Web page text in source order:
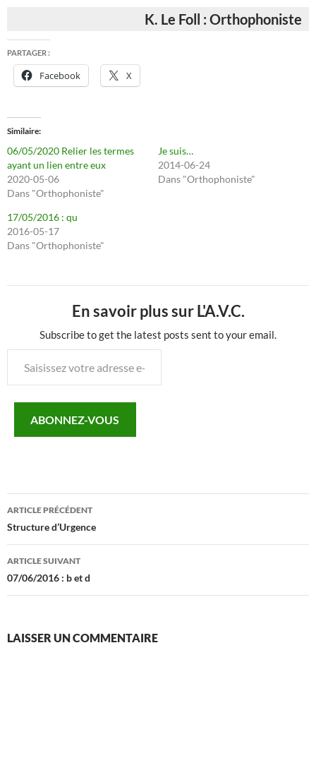
K. Le Foll : Orthophoniste
PARTAGER :
Facebook X
Similaire
06/05/2020 Relier les termes
ayant un lien entre eux
2020-05-06
Dans "Orthophoniste"
Je suis…
2014-06-24
Dans "Orthophoniste"
17/05/2016 : qu
2016-05-17
Dans "Orthophoniste"
En savoir plus sur L'A.V.C.
Subscribe to get the latest posts sent to your email.
votre
mail…ABONNEZ-VOUS
Navigation
des
articles
ARTICLE PRÉCÉDENT
Structure d’Urgence
ARTICLE SUIVANT
07/06/2016 : b et d
LAISSER UN COMMENTAIRE